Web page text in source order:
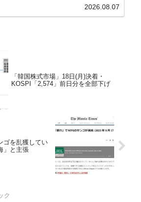
2.8％上昇（06月は3.2％）となり、上昇率は前...
2026.08.07
「韓国株式市場」18日(月)決着・
KOSPI「2,574」前日分を全部下げ
ゴを乱獲してい
」と主張
ク